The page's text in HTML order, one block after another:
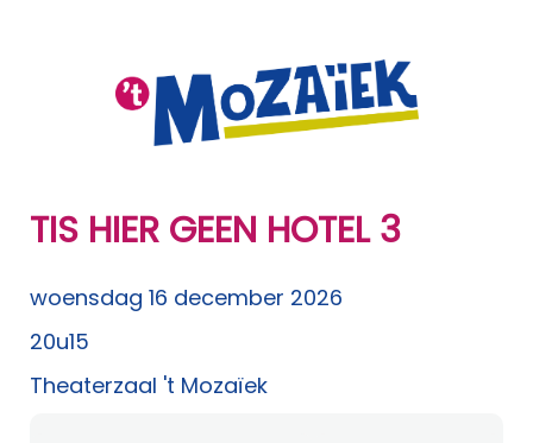
TIS HIER GEEN HOTEL 3
woensdag 16 december 2026
20u15
Theaterzaal 't Mozaïek